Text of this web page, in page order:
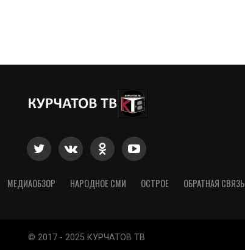
МЕДИАОБЗОР НАРОДНОЕ СМИ ОСТРОЕ ОБРАТНАЯ СВЯЗЬ
© 2017 - 2025 КУРЧАТОВ ТВ